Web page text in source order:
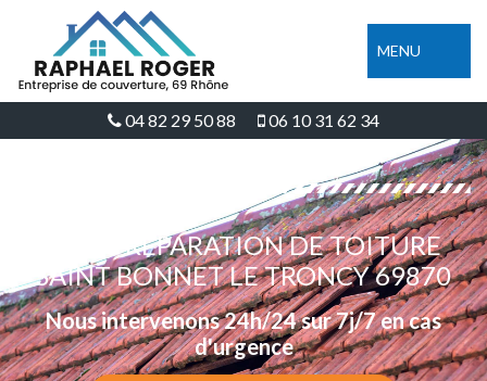
MENU
04 82 29 50 88 06 10 31 62 34
DEVIS RÉPARATION DE TOITURE
SAINT BONNET LE TRONCY 69870
Nous intervenons 24h/24 sur 7j/7 en cas
d'urgence